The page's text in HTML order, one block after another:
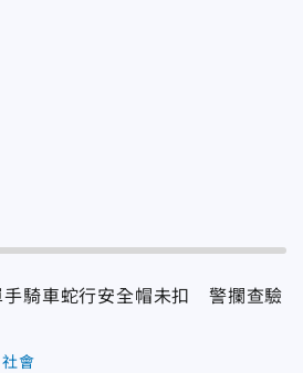
手騎車蛇行安全帽未扣 警攔查驗
社會